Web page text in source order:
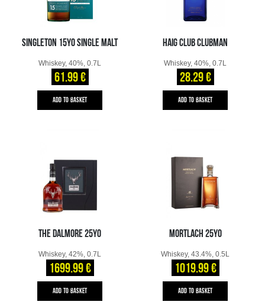
SINGLETON 15YO SINGLE MALT
Whiskey, 40%, 0.7L
61.99 €
ADD TO BASKET
HAIG CLUB CLUBMAN
Whiskey, 40%, 0.7L
28.29 €
ADD TO BASKET
THE DALMORE 25YO
Whiskey, 42%, 0.7L
1699.99 €
ADD TO BASKET
MORTLACH 25YO
Whiskey, 43.4%, 0.5L
1019.99 €
ADD TO BASKET